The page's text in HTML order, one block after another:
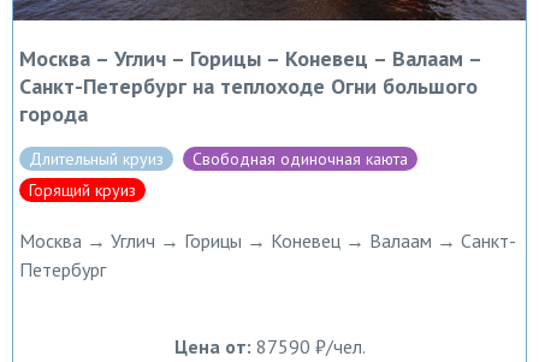
Москва – Углич – Горицы – Коневец – Валаам –
Санкт-Петербург на теплоходе Огни большого
города
Длительный круиз
Свободная одиночная каюта
Горящий круиз
Москва → Углич → Горицы → Коневец → Валаам → Санкт-
Петербург
Цена от: 87590 ₽/чел.